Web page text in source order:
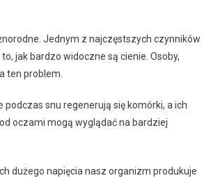
Jednym z najczęstszych czynników
jak bardzo widoczne są cienie. Osoby,
ten problem.
podczas snu regenerują się komórki, a ich
oczami mogą wyglądać na bardziej
dużego napięcia nasz organizm produkuje